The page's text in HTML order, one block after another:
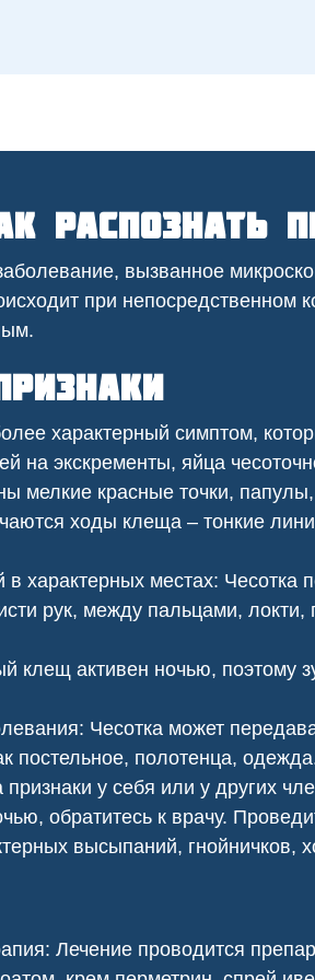
который портил внешний вид и
представлял угрозу для здоровья.
химическую обработку участка,
ликвидировав сорняки и
обезопасив нашу территорию.
распознать
вызванное
при непосредственном
характерный симптом,
на экскременты, яйца
мелкие красные точки,
ходы клеща – тонкие
характерных местах: Чесотка
рук, между пальцами,
клещ активен ночью, поэтому
Чесотка может
постельное, полотенца,
у себя или у других
обратитесь к врачу.
высыпаний, гнойничков,
Лечение проводится